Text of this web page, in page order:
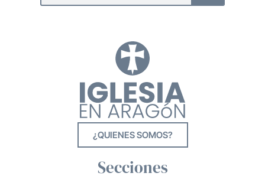
¿QUIENES SOMOS?
Secciones